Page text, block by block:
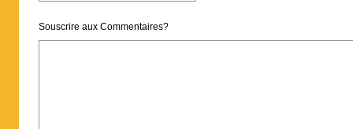
Souscrire aux Commentaires?